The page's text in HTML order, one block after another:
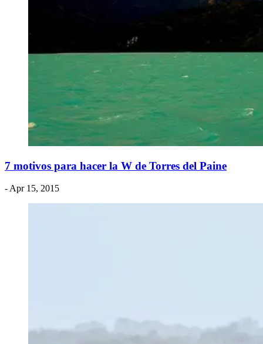
​7 motivos para hacer la W de Torres del Paine
- Apr 15, 2015